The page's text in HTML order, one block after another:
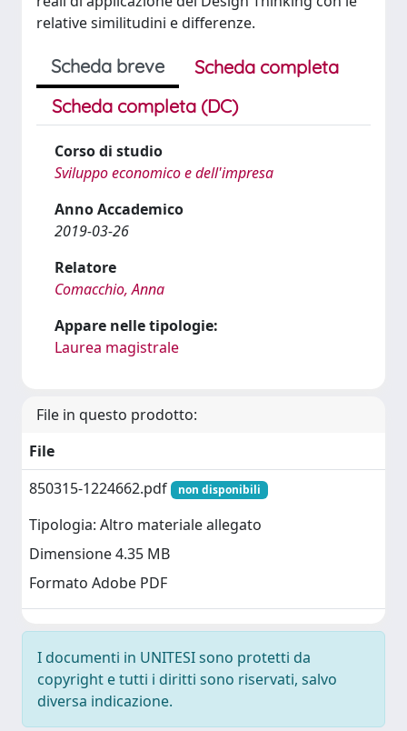
relative similitudini e differenze.
Scheda breve
Scheda completa
Scheda completa (DC)
Corso di studio
Sviluppo economico e dell'impresa
Anno Accademico
2019-03-26
Relatore
Comacchio, Anna
Appare nelle tipologie:
Laurea magistrale
File in questo prodotto:
File
850315-1224662.pdf
non disponibili
Tipologia: Altro materiale allegato
Dimensione 4.35 MB
Formato Adobe PDF
I documenti in UNITESI sono protetti da
copyright e tutti i diritti sono riservati, salvo
diversa indicazione.